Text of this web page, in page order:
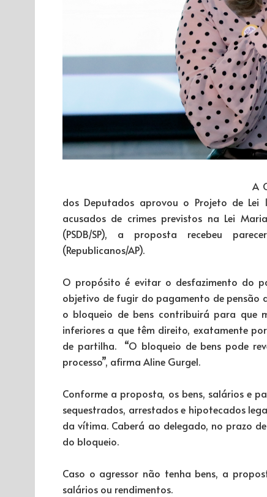
A
dos Deputados aprovou o Projeto de Lei
acusados de crimes previstos na Lei
(PSDB/SP), a proposta recebeu
(Republicanos/AP).
O propósito é evitar o desfazimento do
objetivo de fugir do pagamento de pensão
o bloqueio de bens contribuirá para que
inferiores a que têm direito, exatamente
de partilha. “O bloqueio de bens pode
processo”, afirma Aline Gurgel.
Conforme a proposta, os bens, salários e
sequestrados, arrestados e hipotecados
da vítima. Caberá ao delegado, no prazo
do bloqueio.
Caso o agressor não tenha bens, a
salários ou rendimentos.